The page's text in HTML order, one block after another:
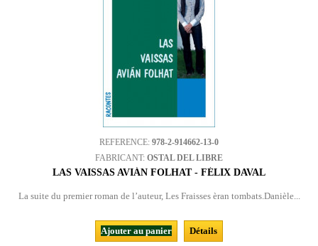
REFERENCE: 978-2-914662-13-0
FABRICANT: OSTAL DEL LIBRE
LAS VAISSAS AVIÁN FOLHAT - FÉLIX DAVAL
La suite du premier roman de l’auteur, Les Fraisses èran tombats.Danièle...
Ajouter au panier
Détails